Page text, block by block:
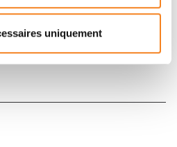
uniquement
à la newsletter